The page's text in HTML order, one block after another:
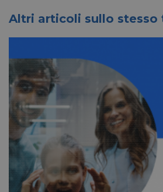
Altri articoli sullo stesso